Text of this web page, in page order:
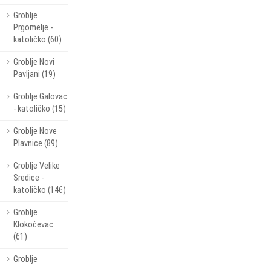
Groblje
Prgomelje -
katoličko (60)
Groblje Novi
Pavljani (19)
Groblje Galovac
- katoličko (15)
Groblje Nove
Plavnice (89)
Groblje Velike
Sredice -
katoličko (146)
Groblje
Klokočevac
(61)
Groblje